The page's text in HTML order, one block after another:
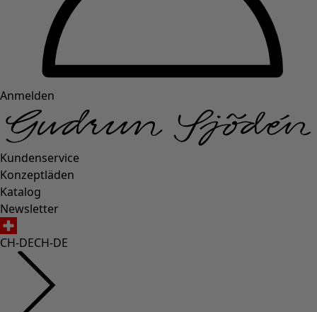
Anmelden
Kundenservice
Konzeptläden
Katalog
Newsletter
CH-DECH-DE